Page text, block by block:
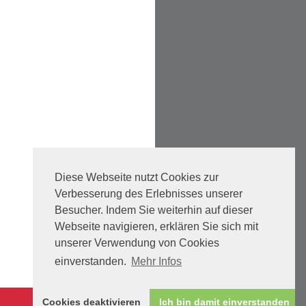
Diese Webseite nutzt Cookies zur
Verbesserung des Erlebnisses unserer
Besucher. Indem Sie weiterhin auf dieser
Webseite navigieren, erklären Sie sich mit
unserer Verwendung von Cookies
einverstanden. Mehr Infos
Cookies deaktivieren Ich bin damit einverstanden